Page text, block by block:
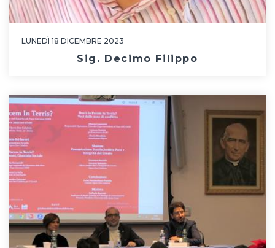
LUNEDÌ 18 DICEMBRE 2023
Sig. Decimo Filippo